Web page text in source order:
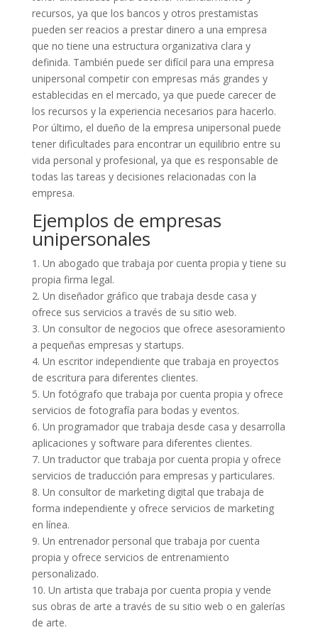
recursos, ya que los bancos y otros prestamistas
pueden ser reacios a prestar dinero a una empresa
que no tiene una estructura organizativa clara y
definida. También puede ser difícil para una empresa
unipersonal competir con empresas más grandes y
establecidas en el mercado, ya que puede carecer de
los recursos y la experiencia necesarios para hacerlo.
Por último, el dueño de la empresa unipersonal puede
tener dificultades para encontrar un equilibrio entre su
vida personal y profesional, ya que es responsable de
todas las tareas y decisiones relacionadas con la
empresa.
Ejemplos de empresas
unipersonales
1. Un abogado que trabaja por cuenta propia y tiene su
propia firma legal.
2. Un diseñador gráfico que trabaja desde casa y
ofrece sus servicios a través de su sitio web.
3. Un consultor de negocios que ofrece asesoramiento
a pequeñas empresas y startups.
4. Un escritor independiente que trabaja en proyectos
de escritura para diferentes clientes.
5. Un fotógrafo que trabaja por cuenta propia y ofrece
servicios de fotografía para bodas y eventos.
6. Un programador que trabaja desde casa y desarrolla
aplicaciones y software para diferentes clientes.
7. Un traductor que trabaja por cuenta propia y ofrece
servicios de traducción para empresas y particulares.
8. Un consultor de marketing digital que trabaja de
forma independiente y ofrece servicios de marketing
en línea.
9. Un entrenador personal que trabaja por cuenta
propia y ofrece servicios de entrenamiento
personalizado.
10. Un artista que trabaja por cuenta propia y vende
sus obras de arte a través de su sitio web o en galerías
de arte.